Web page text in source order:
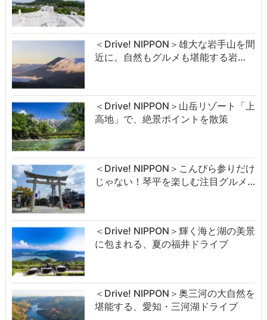
＜Drive! NIPPON＞雄大な岩手山を間
近に。自然もグルメも堪能する岩…
＜Drive! NIPPON＞山岳リゾート「上
高地」で、絶景ポイントを散策
＜Drive! NIPPON＞こんぴら参りだけ
じゃない！琴平を楽しむ注目グルメ…
＜Drive! NIPPON＞輝く海と湖の美景
に包まれる、夏の福井ドライブ
＜Drive! NIPPON＞奥三河の大自然を
堪能する、愛知・三河湖ドライブ